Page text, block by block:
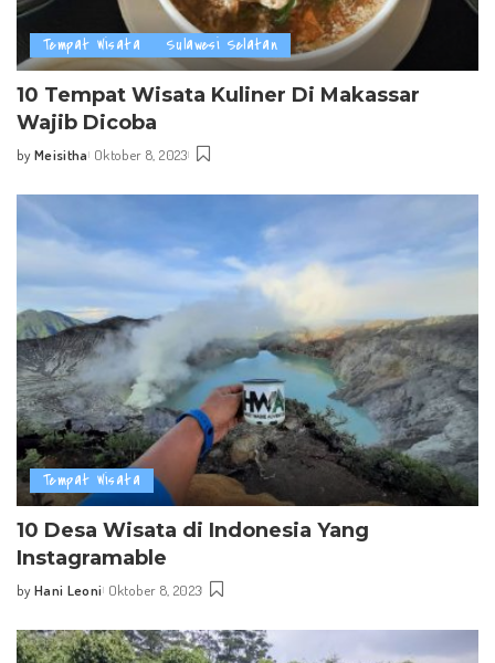
Tempat Wisata Sulawesi Selatan
10 Tempat Wisata Kuliner Di Makassar
Wajib Dicoba
Posted
by Meisitha Oktober 8, 2023
Tempat Wisata
10 Desa Wisata di Indonesia Yang
Instagramable
Posted
by Hani Leoni Oktober 8, 2023